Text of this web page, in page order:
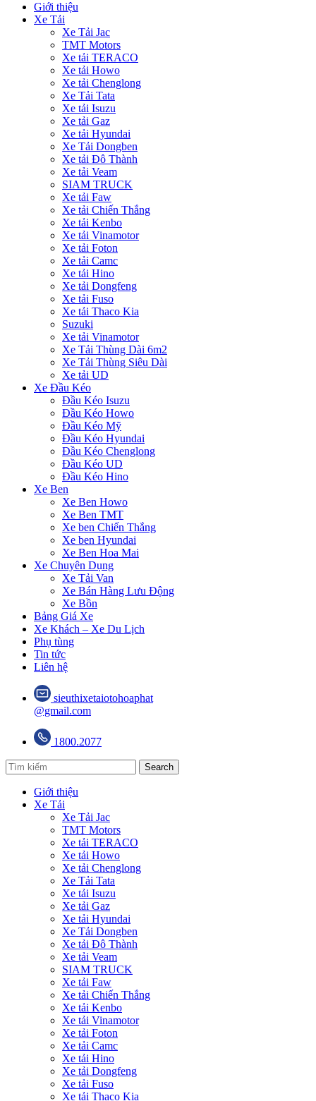
Giới thiệu
Xe Tải
Xe Tải Jac
TMT Motors
Xe tải TERACO
Xe tải Howo
Xe tải Chenglong
Xe Tải Tata
Xe tải Isuzu
Xe tải Gaz
Xe tải Hyundai
Xe Tải Dongben
Xe tải Đô Thành
Xe tải Veam
SIAM TRUCK
Xe tải Faw
Xe tải Chiến Thắng
Xe tải Kenbo
Xe tải Vinamotor
Xe tải Foton
Xe tải Camc
Xe tải Hino
Xe tải Dongfeng
Xe tải Fuso
Xe tải Thaco Kia
Suzuki
Xe tải Vinamotor
Xe Tải Thùng Dài 6m2
Xe Tải Thùng Siêu Dài
Xe tải UD
Xe Đầu Kéo
Đầu Kéo Isuzu
Đầu Kéo Howo
Đầu Kéo Mỹ
Đầu Kéo Hyundai
Đầu Kéo Chenglong
Đầu Kéo UD
Đầu Kéo Hino
Xe Ben
Xe Ben Howo
Xe Ben TMT
Xe ben Chiến Thắng
Xe ben Hyundai
Xe Ben Hoa Mai
Xe Chuyên Dụng
Xe Tải Van
Xe Bán Hàng Lưu Động
Xe Bồn
Bảng Giá Xe
Xe Khách – Xe Du Lịch
Phụ tùng
Tin tức
Liên hệ
sieuthixetaiotohoaphat
@gmail.com
1800.2077
Search
Giới thiệu
Xe Tải
Xe Tải Jac
TMT Motors
Xe tải TERACO
Xe tải Howo
Xe tải Chenglong
Xe Tải Tata
Xe tải Isuzu
Xe tải Gaz
Xe tải Hyundai
Xe Tải Dongben
Xe tải Đô Thành
Xe tải Veam
SIAM TRUCK
Xe tải Faw
Xe tải Chiến Thắng
Xe tải Kenbo
Xe tải Vinamotor
Xe tải Foton
Xe tải Camc
Xe tải Hino
Xe tải Dongfeng
Xe tải Fuso
Xe tải Thaco Kia